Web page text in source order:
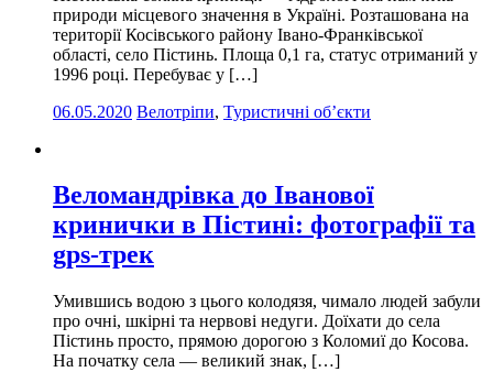
природи місцевого значення в Україні. Розташована на
території Косівського району Івано-Франківської
області, село Пістинь. Площа 0,1 га, статус отриманий у
1996 році. Перебуває у […]
06.05.2020 Велотріпи, Туристичні об’єкти
Веломандрівка до Іванової
кринички в Пістині: фотографії та
gps-трек
Умившись водою з цього колодязя, чимало людей забули
про очні, шкірні та нервові недуги. Доїхати до села
Пістинь просто, прямою дорогою з Коломиї до Косова.
На початку села — великий знак, […]